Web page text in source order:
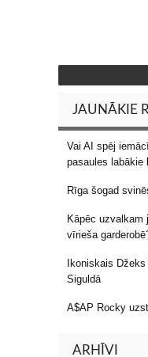
JAUNĀKIE
Vai AI spēj
pasaules labākie
Rīga šogad
Kāpēc uzvalkam
vīrieša
Ikoniskais
Siguldā
A$AP Rocky
ARHĪVI